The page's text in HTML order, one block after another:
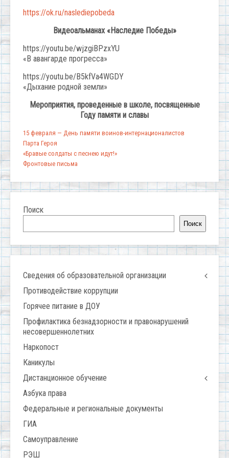
https://ok.ru/naslediepobeda
Видеоальманах «Наследие Победы»
https://youtu.be/wjzgiBPzxYU
«В авангарде прогресса»
https://youtu.be/B5kfVa4WGDY
«Дыхание родной земли»
Мероприятия, проведенные в школе, посвященные
Году памяти и славы
15 февраля — День памяти воинов-интернационалистов
Парта Героя
«Бравые солдаты с песнею идут!»
Фронтовые письма
Поиск
Поиск
Сведения об образовательной организации
Противодействие коррупции
Горячее питание в ДОУ
Профилактика безнадзорности и правонарушений
несовершеннолетних
Наркопост
Каникулы
Дистанционное обучение
Азбука права
Федеральные и региональные документы
ГИА
Самоуправление
РЭШ